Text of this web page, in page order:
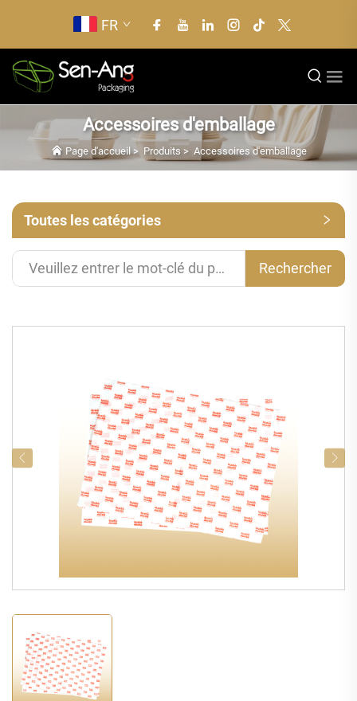
FR
Accessoires d'emballage
Page d'accueil> Produits > Accessoires d'emballage
Toutes les catégories
Rechercher